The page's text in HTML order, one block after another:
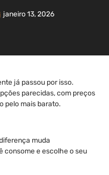
janeiro 13, 2026
já passou por isso.
parecidas, com preços
pelo mais barato.
muda
consome e escolhe o seu